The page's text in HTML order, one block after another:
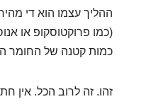
ההליך עצמו הוא די
(כמו פרוקטוסקופ או
כמות קטנה של החומר
זהו. זה לרוב הכל. אין